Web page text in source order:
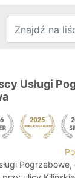
Usługi
Pogrzebowe,